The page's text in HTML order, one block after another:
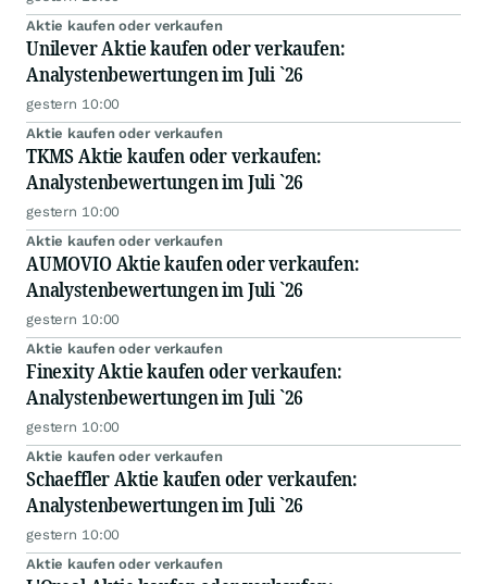
Aktie kaufen oder verkaufen
Unilever Aktie kaufen oder verkaufen:
Analystenbewertungen im Juli `26
gestern 10:00
Aktie kaufen oder verkaufen
TKMS Aktie kaufen oder verkaufen:
Analystenbewertungen im Juli `26
gestern 10:00
Aktie kaufen oder verkaufen
AUMOVIO Aktie kaufen oder verkaufen:
Analystenbewertungen im Juli `26
gestern 10:00
Aktie kaufen oder verkaufen
Finexity Aktie kaufen oder verkaufen:
Analystenbewertungen im Juli `26
gestern 10:00
Aktie kaufen oder verkaufen
Schaeffler Aktie kaufen oder verkaufen:
Analystenbewertungen im Juli `26
gestern 10:00
Aktie kaufen oder verkaufen